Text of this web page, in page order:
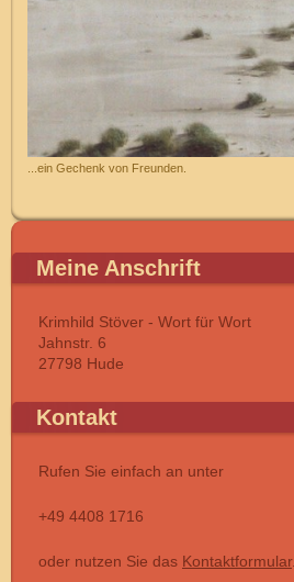
...ein Gechenk von Freunden.
Meine Anschrift
Krimhild Stöver - Wort für Wort
Jahnstr. 6
27798 Hude
Kontakt
Rufen Sie einfach an unter
+49 4408 1716
oder nutzen Sie das Kontaktformular.